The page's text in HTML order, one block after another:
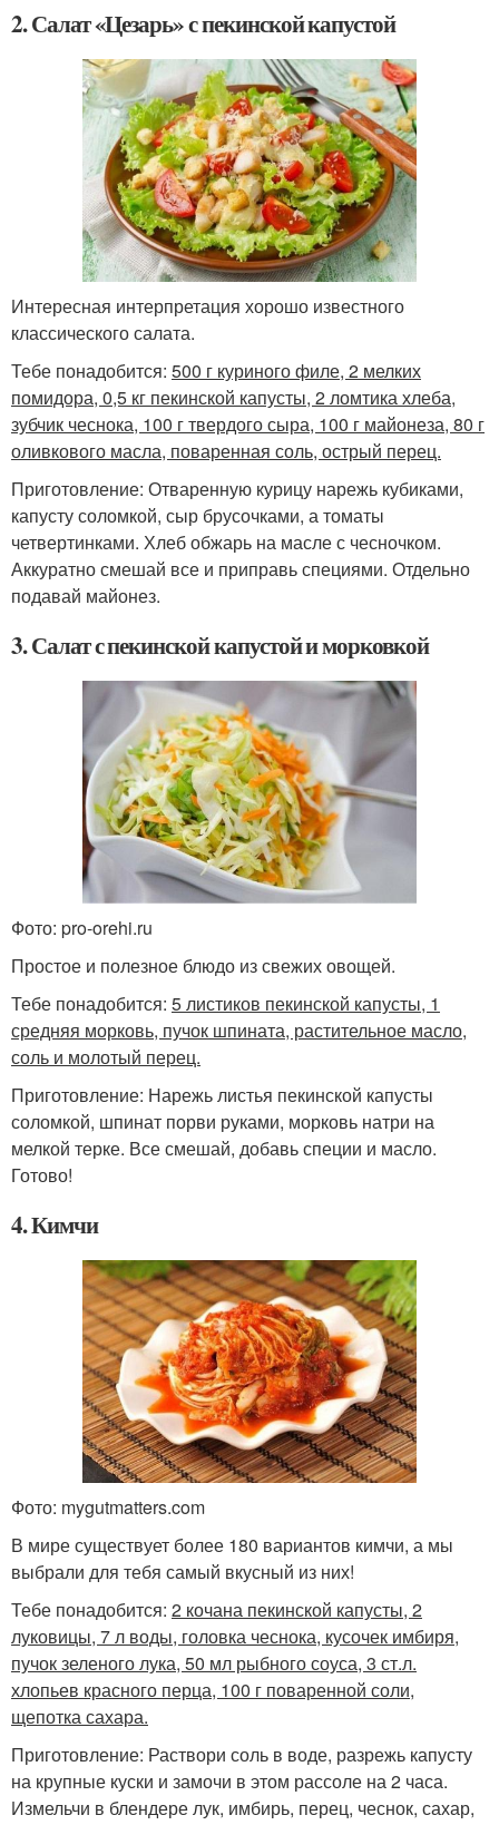
2. Салат «Цезарь» с пекинской капустой
Интересная интерпретация хорошо известного
классического салата.
Тебе понадобится: 500 г куриного филе, 2 мелких
помидора, 0,5 кг пекинской капусты, 2 ломтика хлеба,
зубчик чеснока, 100 г твердого сыра, 100 г майонеза, 80 г
оливкового масла, поваренная соль, острый перец.
Приготовление: Отваренную курицу нарежь кубиками,
капусту соломкой, сыр брусочками, а томаты
четвертинками. Хлеб обжарь на масле с чесночком.
Аккуратно смешай все и приправь специями. Отдельно
подавай майонез.
3. Салат с пекинской капустой и морковкой
Фото: pro-orehi.ru
Простое и полезное блюдо из свежих овощей.
Тебе понадобится: 5 листиков пекинской капусты, 1
средняя морковь, пучок шпината, растительное масло,
соль и молотый перец.
Приготовление: Нарежь листья пекинской капусты
соломкой, шпинат порви руками, морковь натри на
мелкой терке. Все смешай, добавь специи и масло.
Готово!
4. Кимчи
Фото: mygutmatters.com
В мире существует более 180 вариантов кимчи, а мы
выбрали для тебя самый вкусный из них!
Тебе понадобится: 2 кочана пекинской капусты, 2
луковицы, 7 л воды, головка чеснока, кусочек имбиря,
пучок зеленого лука, 50 мл рыбного соуса, 3 ст.л.
хлопьев красного перца, 100 г поваренной соли,
щепотка сахара.
Приготовление: Раствори соль в воде, разрежь капусту
на крупные куски и замочи в этом рассоле на 2 часа.
Измельчи в блендере лук, имбирь, перец, чеснок, сахар,